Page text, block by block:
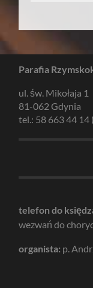
Parafia
ul. św. Mikołaja 1
81-062 Gdynia
tel.: 58 663 44 14
telefon do
wezwań do
organista: p.